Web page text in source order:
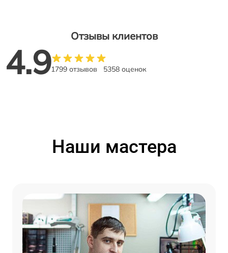
Отзывы клиентов
4.91799 отзывов 5358 оценок
Наши мастера